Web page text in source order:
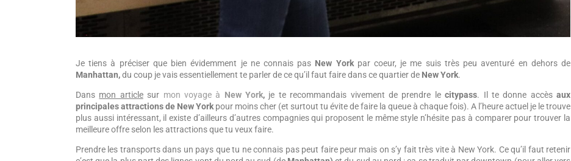
Je tiens à préciser que bien évidemment je ne connais pas New York par coeur, je me suis très peu aventuré en dehors de
Manhattan,du coup je vais essentiellement te parler de ce qu’il faut faire dans ce quartier de New York.
Dans mon articlesur mon voyage à New York, je te recommandais vivement de prendre lecitypass. Il te donne accèsaux
principales attractions de New York pour moins cher (et surtout tu évite de faire la queue à chaque fois). A l’heure actuel je le trouve
plus aussi intéressant, il existe d’ailleurs d’autres compagnies qui proposent le même style n’hésite pas à comparer pour trouver la
meilleure offre selon les attractions que tu veux faire.
Prendre les transports dans un pays que tu ne connais pas peut faire peur mais on s’y fait très vite à New York. Ce qu’il faut retenir